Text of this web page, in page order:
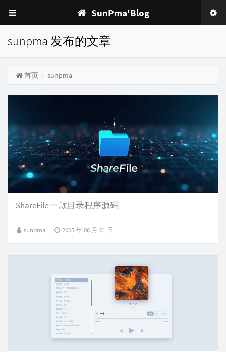
SunPma'Blog
sunpma 发布的文章
首页 sunpma
ShareFile 一款目录程序源码
sunpma 2025 年 06 月 01 日